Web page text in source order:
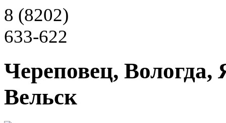
8 (8202)
633-622
Череповец, Вологда,
Вельск